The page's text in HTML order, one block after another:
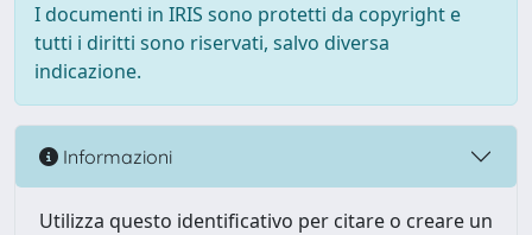
I documenti in IRIS sono protetti da copyright e
tutti i diritti sono riservati, salvo diversa
indicazione.
Informazioni
Utilizza questo identificativo per citare o creare un